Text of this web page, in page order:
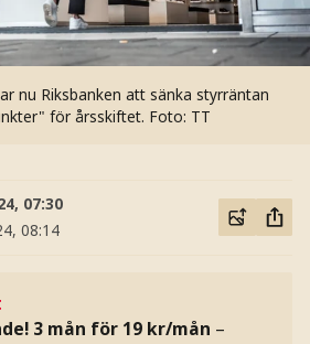
nu Riksbanken att sänka styrräntan
för årsskiftet. Foto: TT
07:30
08:14
3 mån för 19 kr/mån –